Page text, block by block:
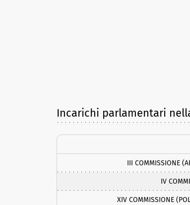
Incarichi parlamentari
III COMMISSIONE
IV
XIV COMMISSIONE